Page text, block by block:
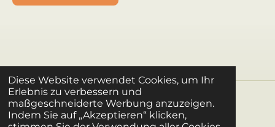
Diese Website verwendet Cookies, um Ihr
Erlebnis zu verbessern und
maßgeschneiderte Werbung anzuzeigen.
Indem Sie auf „Akzeptieren“ klicken,
Kontakt|Impressum| Datenschutz | Gästebuch